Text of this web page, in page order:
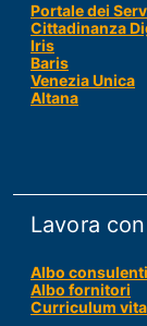
Portale dei
Cittadinanza
Iris
Baris
Venezia Unica
Altana
Lavora
Albo consulenti
Albo fornitori
Curriculum